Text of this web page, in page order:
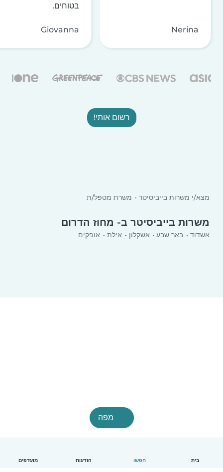
בית חפשו הודעות מועדפים
Nerina
בטוחים.
Giovanna
רשום אותי!
מצא/י משרות בייביסיטר משרת מטפל/ת
משרות בייביסיטר ב- מחוז הדרום
אשדוד באר שבע אשקלון אילת אופקים
מפה